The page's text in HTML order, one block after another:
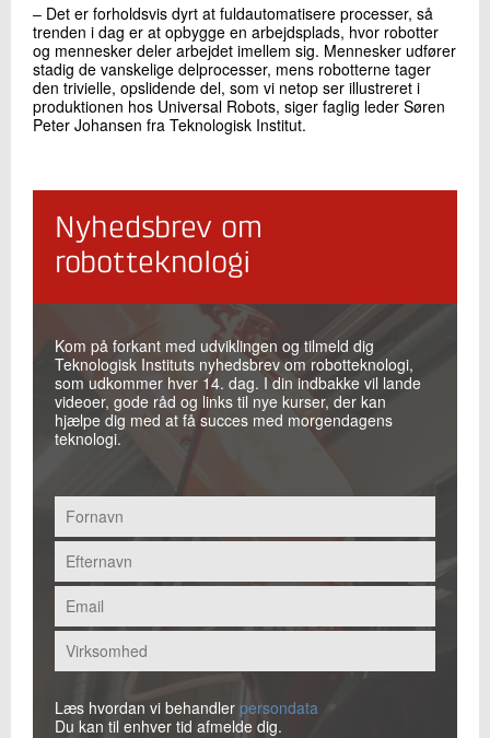
‒ Det er forholdsvis dyrt at fuldautomatisere processer, så
trenden i dag er at opbygge en arbejdsplads, hvor robotter
og mennesker deler arbejdet imellem sig. Mennesker udfører
stadig de vanskelige delprocesser, mens robotterne tager
den trivielle, opslidende del, som vi netop ser illustreret i
produktionen hos Universal Robots, siger faglig leder Søren
Peter Johansen fra Teknologisk Institut.
Nyhedsbrev om
robotteknologi
Kom på forkant med udviklingen og tilmeld dig
Teknologisk Instituts nyhedsbrev om robotteknologi,
som udkommer hver 14. dag. I din indbakke vil lande
videoer, gode råd og links til nye kurser, der kan
hjælpe dig med at få succes med morgendagens
teknologi.
Læs hvordan vi behandler persondata
Du kan til enhver tid afmelde dig.